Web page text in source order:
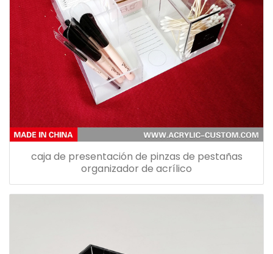
caja de presentación de pinzas de pestañas
organizador de acrílico